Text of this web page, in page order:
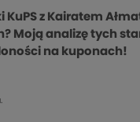
KuPS z Kairatem
Moją analizę tych
na kuponach!